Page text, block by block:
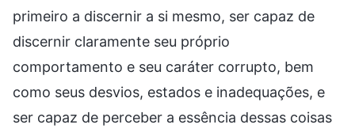
primeiro a discernir a si mesmo, ser capaz de
discernir claramente seu próprio
comportamento e seu caráter corrupto, bem
como seus desvios, estados e inadequações, e
ser capaz de perceber a essência dessas coisas